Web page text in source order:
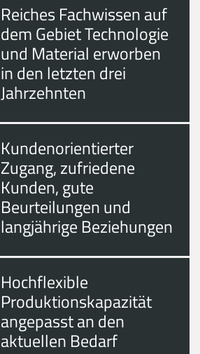
Reiches Fachwissen auf
dem Gebiet Technologie
und Material erworben
in den letzten drei
Jahrzehnten
Kundenorientierter
Zugang, zufriedene
Kunden, gute
Beurteilungen und
langjährige Beziehungen
Hochflexible
Produktionskapazität
angepasst an den
aktuellen Bedarf